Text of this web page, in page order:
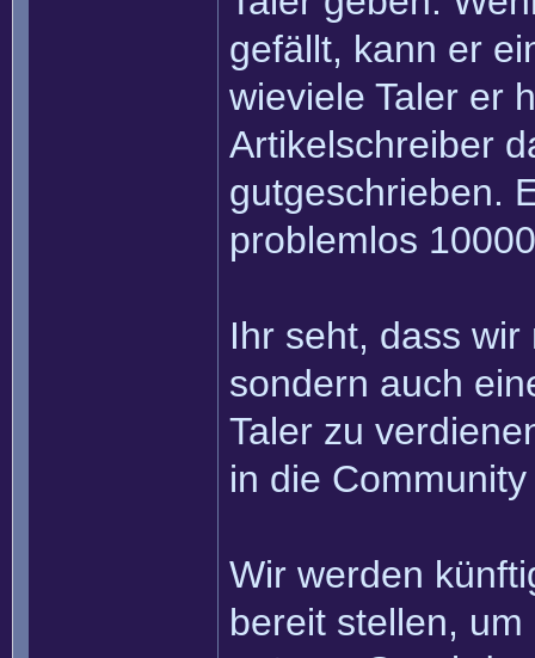
gefällt, kann er
wieviele Taler er
Artikelschreiber
gutgeschrieben.
problemlos
Ihr seht, dass
sondern auch
Taler zu
in die
Wir werden
bereit stellen,